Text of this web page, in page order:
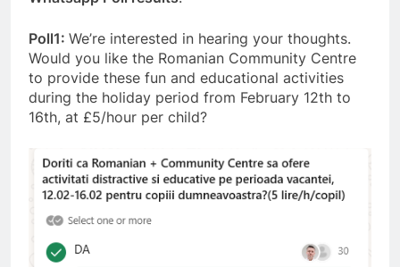
Poll1: We’re interested in hearing your thoughts.
Would you like the Romanian Community Centre
to provide these fun and educational activities
during the holiday period from February 12th to
16th, at £5/hour per child?